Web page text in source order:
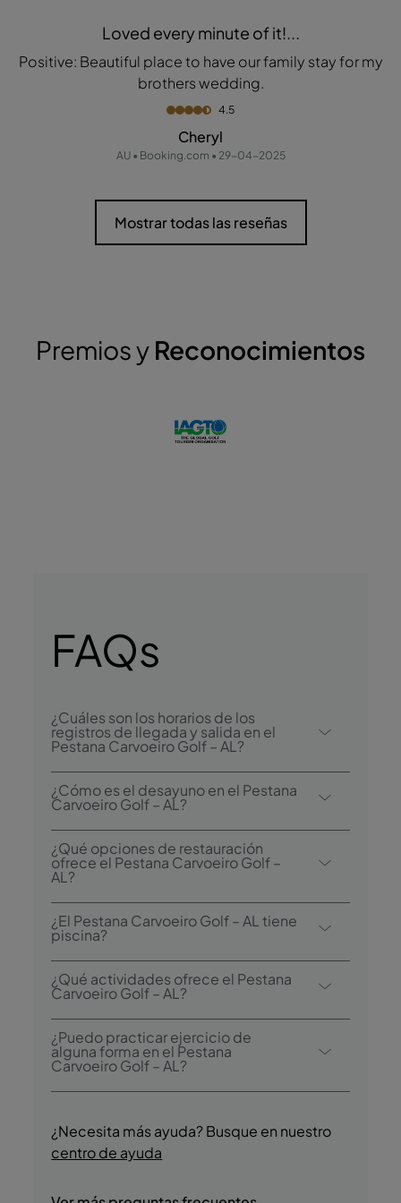
Loved every minute of it!...
Positive: Beautiful place to have our family stay for my
brothers wedding.
4.5
Cheryl
AU • Booking.com • 29-04-2025
Mostrar todas las reseñas
Premios y Reconocimientos
FAQs
¿Cuáles son los horarios de los
registros de llegada y salida en el
Pestana Carvoeiro Golf – AL?
El registro de llegada en el Pestana
Carvoeiro Golf – AL comienza a las 16:00, y
¿Cómo es el desayuno en el Pestana
Carvoeiro Golf – AL?
Puede elegir entre desayuno bufé y a la
carta.
¿Qué opciones de restauración
ofrece el Pestana Carvoeiro Golf –
AL?
El Pestana Carvoeiro Golf – AL dispone de
dos restaurantes: Clubhouse Gramacho y
¿El Pestana Carvoeiro Golf – AL tiene
piscina?
Sí, el hotel tiene piscina exterior.
¿Qué actividades ofrece el Pestana
Carvoeiro Golf – AL?
El Pestana Carvoeiro Golf – AL ofrece las
siguientes actividades/servicios (puede
aplicarse algún coste adicional):
- Piscina exterior
- Parque acuático
- Viajes en barco
¿Puedo practicar ejercicio de
alguna forma en el Pestana
Carvoeiro Golf – AL?
durante su estancia.
¿Necesita más ayuda? Busque en nuestro
centro de ayuda